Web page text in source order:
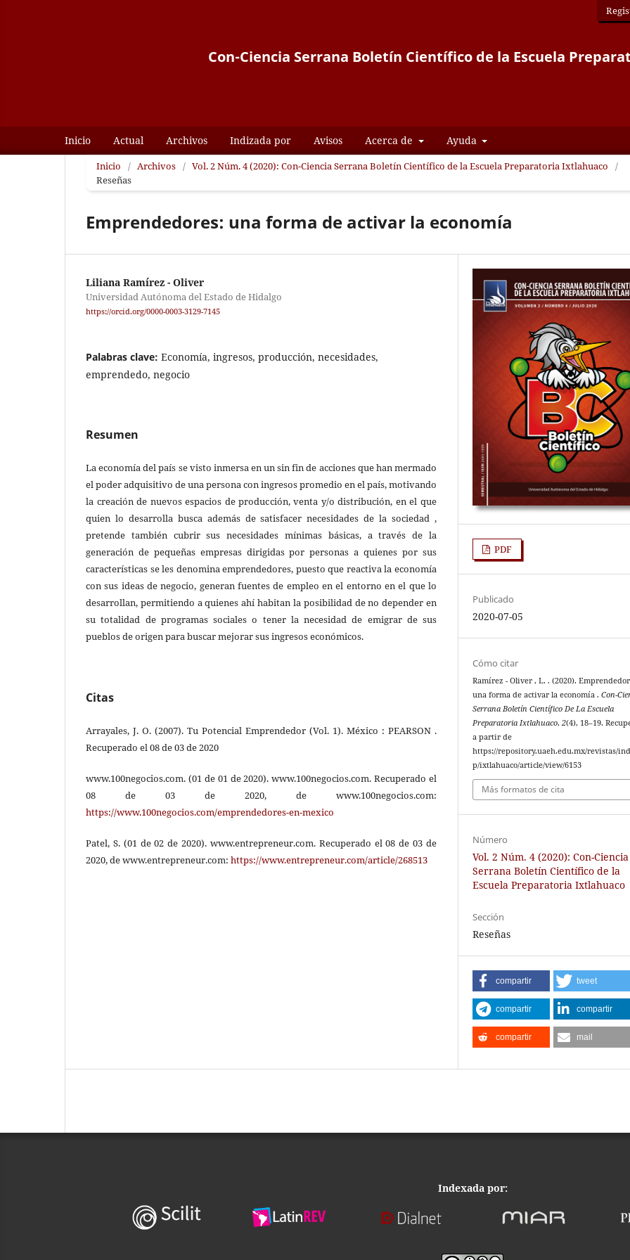
Con-Ciencia Serrana Boletín Científico de la Escuela
Inicio Actual Archivos Indizada por Avisos Acerca de Ayuda
Inicio / Archivos / Vol. 2 Núm. 4 (2020): Con-Ciencia Serrana Boletín Científico de la Escuela Preparatoria Ixtlahuaco
/
Reseñas
Emprendedores: una forma de activar la economía
Liliana Ramírez - Oliver
Universidad Autónoma del Estado de Hidalgo
https://orcid.org/0000-0003-3129-7145
Palabras clave: Economía, ingresos, producción, necesidades,
emprendedo, negocio
Resumen
La economía del país se visto inmersa en un sin fin de acciones que han mermado
el poder adquisitivo de una persona con ingresos promedio en el país, motivando
la creación de nuevos espacios de producción, venta y/o distribución, en el que
quien lo desarrolla busca además de satisfacer necesidades de la sociedad ,
pretende también cubrir sus necesidades mínimas básicas, a través de la
generación de pequeñas empresas dirigidas por personas a quienes por sus
características se les denomina emprendedores, puesto que reactiva la economía
con sus ideas de negocio, generan fuentes de empleo en el entorno en el que lo
desarrollan, permitiendo a quienes ahí habitan la posibilidad de no depender en
su totalidad de programas sociales o tener la necesidad de emigrar de sus
pueblos de origen para buscar mejorar sus ingresos económicos.
Citas
Arrayales, J. O. (2007). Tu Potencial Emprendedor (Vol. 1). México : PEARSON .
Recuperado el 08 de 03 de 2020
www.100negocios.com. (01 de 01 de 2020). www.100negocios.com. Recuperado el
08 de 03 de 2020, de www.100negocios.com:
https://www.100negocios.com/emprendedores-en-mexico
Patel, S. (01 de 02 de 2020). www.entrepreneur.com. Recuperado el 08 de 03 de
2020, de www.entrepreneur.com: https://www.entrepreneur.com/article/268513
PDF
Publicado
2020-07-05
Cómo citar
Ramírez - Oliver , L. . (2020).
una forma de activar la economía .Con-
Serrana Boletín Científico De La Escuela
Preparatoria Ixtlahuaco,2(4), 18–19.
a partir de
https://repository.uaeh.edu.mx/revistas/
p/ixtlahuaco/article/view/6153
Más formatos de cita
Número
Vol. 2 Núm. 4 (2020): Con-Ciencia
Serrana Boletín Científico de la
Escuela Preparatoria Ixtlahuaco
Sección
Reseñas
compartir tweet
compartir compartir
compartir mail
Indexada por: